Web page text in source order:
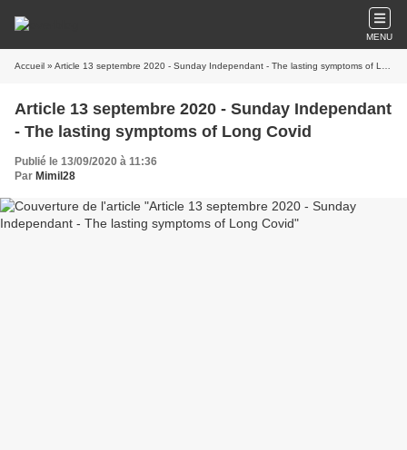
MENU
Accueil » Article 13 septembre 2020 - Sunday Independant - The lasting symptoms of Long Covid
Article 13 septembre 2020 - Sunday Independant
- The lasting symptoms of Long Covid
Publié le 13/09/2020 à 11:36
Par Mimil28